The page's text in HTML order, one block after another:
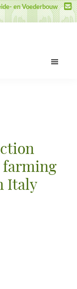
en Voederbouw
farming
Italy